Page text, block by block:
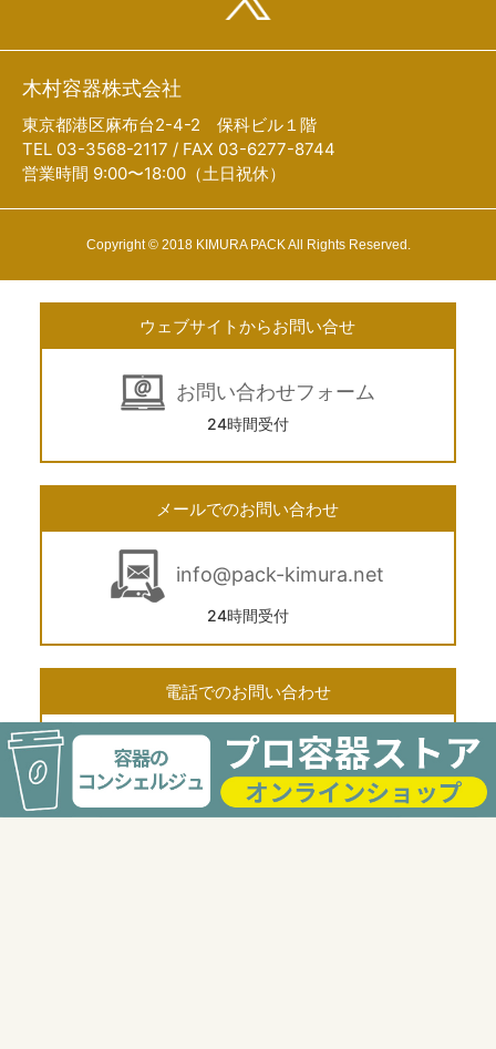
木村容器株式会社
東京都港区麻布台2-4-2 保科ビル１階
TEL 03-3568-2117 / FAX 03-6277-8744
営業時間 9:00〜18:00（土日祝休）
Copyright © 2018 KIMURA PACK All Rights Reserved.
ウェブサイトからお問い合せ
お問い合わせフォーム
24時間受付
メールでのお問い合わせ
info@pack-kimura.net
24時間受付
電話でのお問い合わせ
03-3568-2117
受付時間 9:00〜18:00